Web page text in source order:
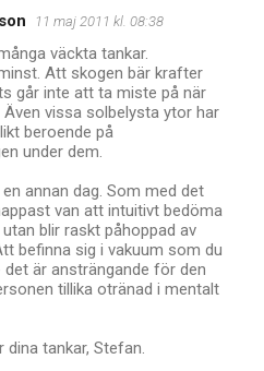
11 maj 2011 kl. 08:38
väckta tankar.
Att skogen bär krafter
går inte att ta miste på när
vissa solbelysta ytor har
beroende på
under dem.
annan dag. Som med det
van att intuitivt bedöma
blir raskt påhoppad av
befinna sig i vakuum som du
är ansträngande för den
tillika otränad i mentalt
tankar, Stefan.